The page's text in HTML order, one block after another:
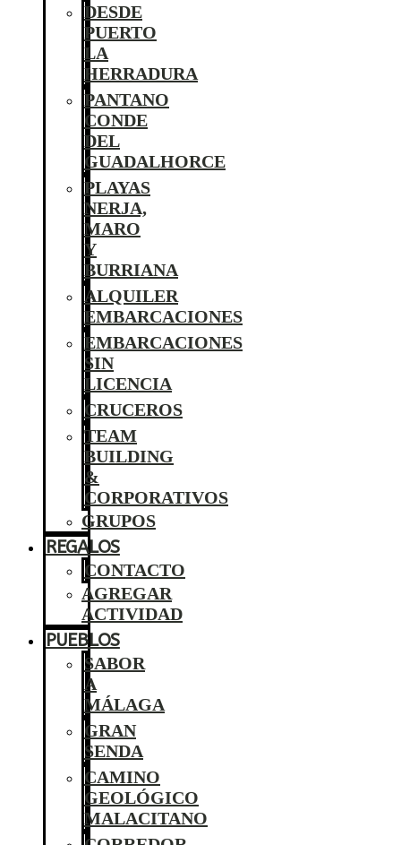
DESDE
PUERTO
LA
HERRADURA
PANTANO
CONDE
DEL
GUADALHORCE
PLAYAS
NERJA,
MARO
Y
BURRIANA
ALQUILER
EMBARCACIONES
EMBARCACIONES
SIN
LICENCIA
CRUCEROS
TEAM
BUILDING
&
CORPORATIVOS
GRUPOS
REGALOS
CONTACTO
AGREGAR
ACTIVIDAD
PUEBLOS
SABOR
A
MÁLAGA
GRAN
SENDA
CAMINO
GEOLÓGICO
MALACITANO